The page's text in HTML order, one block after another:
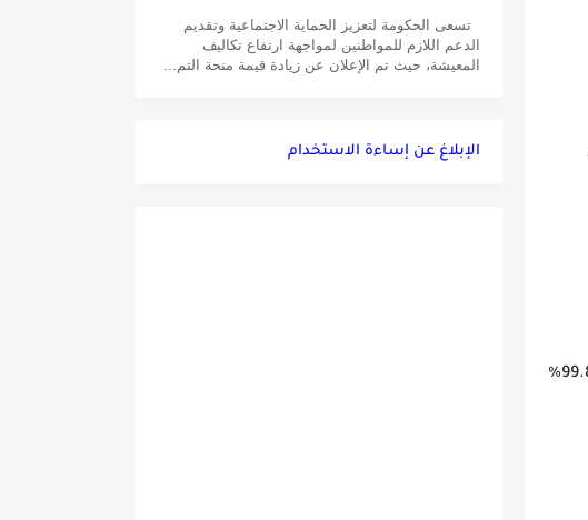
- حصل على المركز الأول في نتيجة الشهادة الثانوية الأزهرية 2023 بالقسم العلمي بمجموع 649 بنسبة 99.85%
تسعى الحكومة لتعزيز الحماية الاجتماعية وتقديم
الدعم اللازم للمواطنين لمواجهة ارتفاع تكاليف
المعيشة، حيث تم الإعلان عن زيادة قيمة منحة التم...
الإبلاغ عن إساءة الاستخدام